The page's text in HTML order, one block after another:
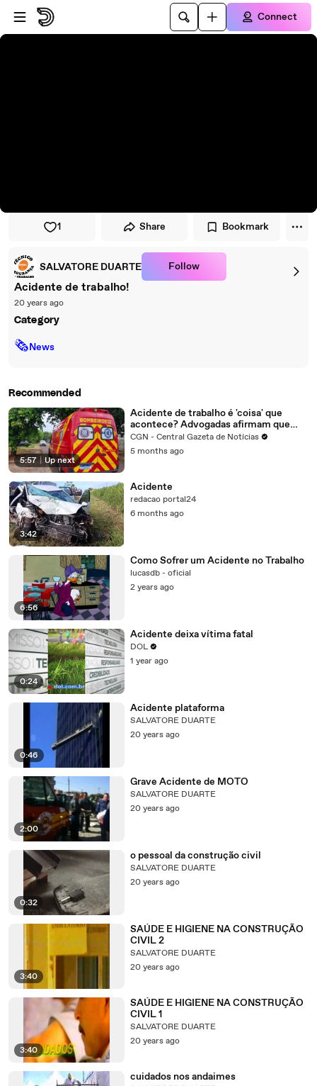
Skip to player
Skip to main content
Connect
1 Share Bookmark
SALVATORE DUARTE Follow
Acidente de trabalho!
20 years ago
Category
🗞News
Recommended
5:57 | Up next
Acidente de trabalho é 'coisa' que
acontece? Advogadas afirmam que
não!
CGN - Central Gazeta de Notícias
5 months ago
3:42
Acidente
redacao portal24
6 months ago
6:56
Como Sofrer um Acidente no Trabalho
lucasdb - oficial
2 years ago
0:24
Acidente deixa vítima fatal
DOL
1 year ago
0:46
Acidente plataforma
SALVATORE DUARTE
20 years ago
2:00
Grave Acidente de MOTO
SALVATORE DUARTE
20 years ago
0:32
o pessoal da construção civil
SALVATORE DUARTE
20 years ago
3:40
SAÚDE E HIGIENE NA CONSTRUÇÃO
CIVIL 2
SALVATORE DUARTE
20 years ago
3:40
SAÚDE E HIGIENE NA CONSTRUÇÃO
CIVIL 1
SALVATORE DUARTE
20 years ago
cuidados nos andaimes